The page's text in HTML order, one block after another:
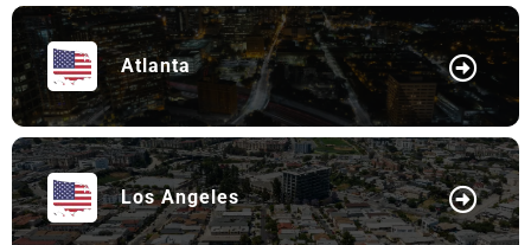
Atlanta
Los Angeles